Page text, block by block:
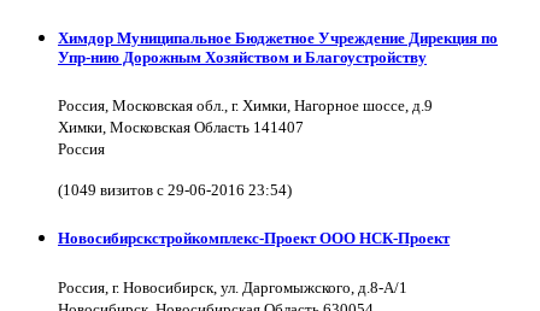
Химдор Муниципальное Бюджетное Учреждение Дирекция по
Упр-нию Дорожным Хозяйством и Благоустройству
Россия, Московская обл., г. Химки, Нагорное шоссе, д.9
Химки, Московская Область 141407
Россия
(1049 визитов с 29-06-2016 23:54)
Новосибирскстройкомплекс-Проект ООО НСК-Проект
Россия, г. Новосибирск, ул. Даргомыжского, д.8-А/1